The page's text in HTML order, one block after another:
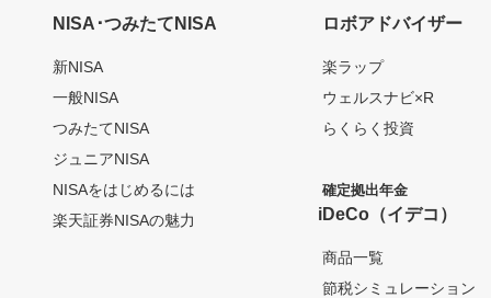
NISA･つみたてNISA
新NISA
一般NISA
つみたてNISA
ジュニアNISA
NISAをはじめるには
楽天証券NISAの魅力
ロボアドバイザー
楽ラップ
ウェルスナビ×R
らくらく投資
確定拠出年金
iDeCo（イデコ）
商品一覧
節税シミュレーション